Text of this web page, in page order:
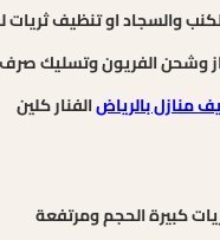
والسجاد او تنظيف
وشحن الفريون وتسليك
منازل بالرياضالفنار كلين
كبيرة الحجم ومرتفعة